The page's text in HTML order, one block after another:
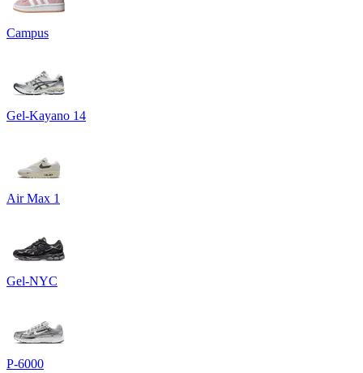
Campus
Gel-Kayano 14
Air Max 1
Gel-NYC
P-6000